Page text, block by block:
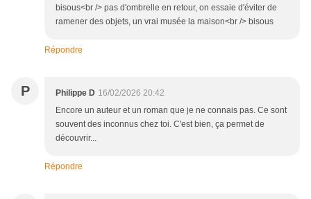
bisous<br /> pas d'ombrelle en retour, on essaie d'éviter de
ramener des objets, un vrai musée la maison<br /> bisous
Répondre
P Philippe D 16/02/2026 20:42
Encore un auteur et un roman que je ne connais pas. Ce sont
souvent des inconnus chez toi. C'est bien, ça permet de
découvrir...
Répondre